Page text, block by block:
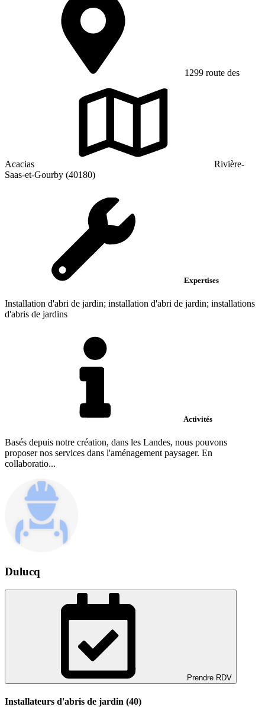
1299 route des
Acacias
Rivière-
Saas-et-Gourby (40180)
Expertises
Installation d'abri de jardin; installation d'abri de jardin; installations
d'abris de jardins
Activités
Basés depuis notre création, dans les Landes, nous pouvons
proposer nos services dans l'aménagement paysager. En
collaboratio...
Dulucq
Prendre RDV
Installateurs d'abris de jardin (40)